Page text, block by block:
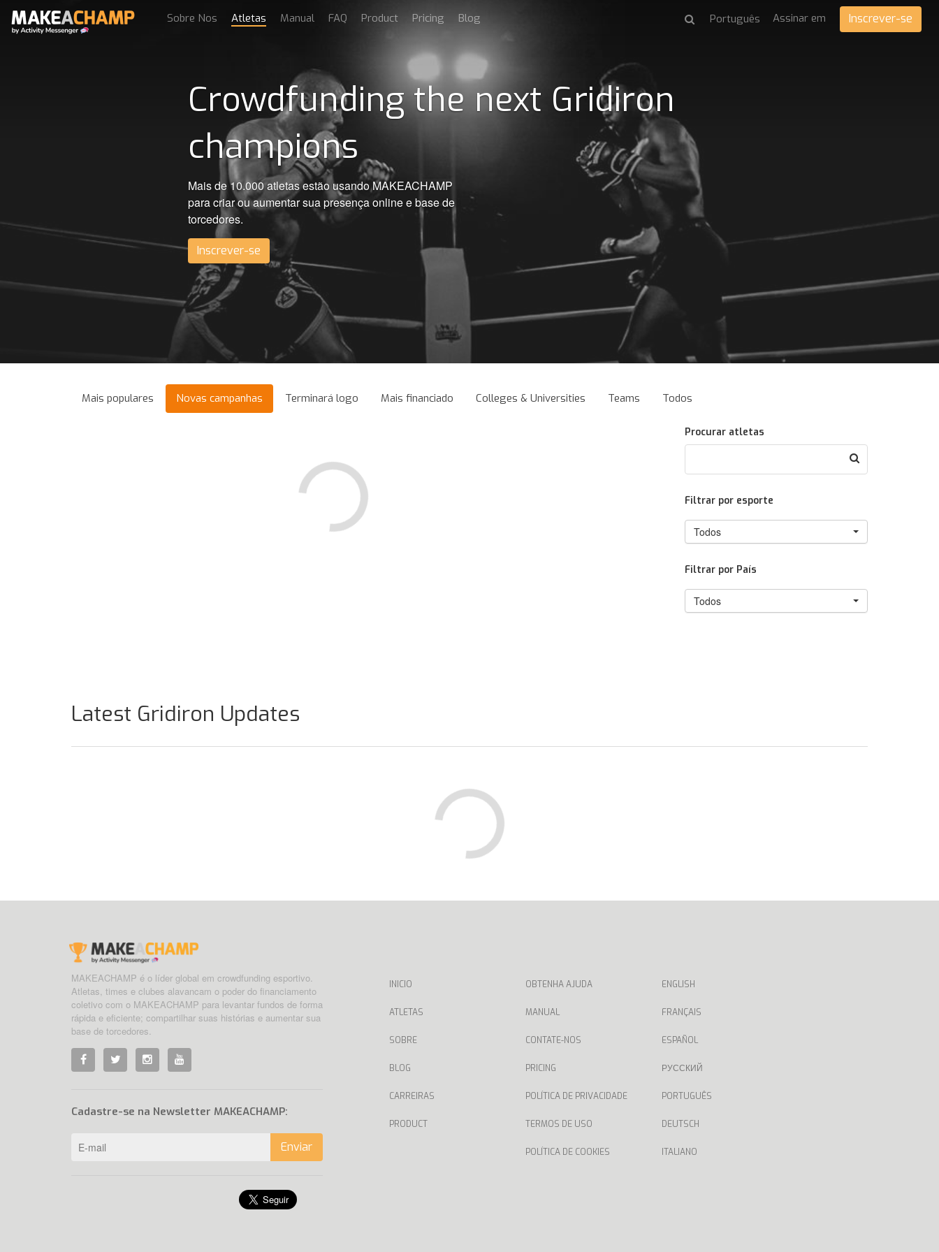
Sobre Nos Atletas Manual FAQ Product Pricing Blog Assinar em Inscrever-se
Crowdfunding the next Gridiron
champions
Mais de 10.000 atletas estão usando MAKEACHAMP
para criar ou aumentar sua presença online e base de
torcedores.
Inscrever-se
Mais populares Novas campanhas Terminará logo Mais financiado Colleges & Universities Teams Todos
Procurar atletas
Filtrar por esporte
Todos
Filtrar por País
Todos
Latest Gridiron Updates
MAKEACHAMP é o líder global em crowdfunding esportivo.
Atletas, times e clubes alavancam o poder do financiamento
coletivo com o MAKEACHAMP para levantar fundos de forma
rápida e eficiente; compartilhar suas histórias e aumentar sua
base de torcedores.
Cadastre-se na Newsletter MAKEACHAMP:
Enviar
INICIO
ATLETAS
SOBRE
BLOG
CARREIRAS
PRODUCT
OBTENHA AJUDA
MANUAL
CONTATE-NOS
PRICING
POLÍTICA DE PRIVACIDADE
TERMOS DE USO
POLÍTICA DE COOKIES
ENGLISH
FRANÇAIS
ESPAÑOL
РУССКИЙ
PORTUGUÊS
DEUTSCH
ITALIANO